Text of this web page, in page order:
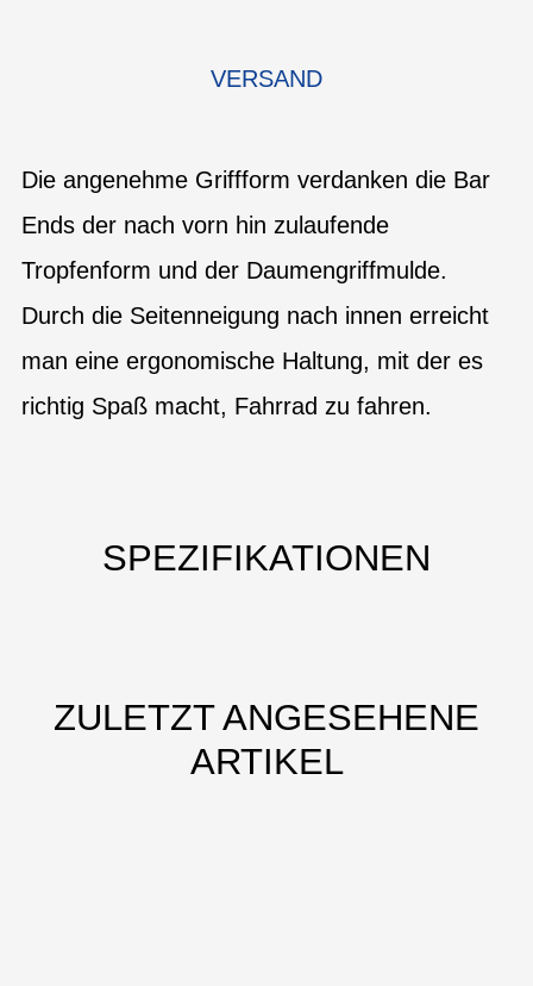
VERSAND
Die angenehme Griffform verdanken die Bar
Ends der nach vorn hin zulaufende
Tropfenform und der Daumengriffmulde.
Durch die Seitenneigung nach innen erreicht
man eine ergonomische Haltung, mit der es
richtig Spaß macht, Fahrrad zu fahren.
SPEZIFIKATIONEN
ZULETZT ANGESEHENE
ARTIKEL